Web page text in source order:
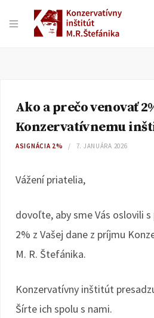
Ako a prečo venovať
Konzervatívnemu
ASIGNÁCIA 2% 7. JANUÁRA 2026
Vážení priatelia,
dovoľte, aby sme Vás oslovili
2% z Vašej dane z príjmu
M. R. Štefánika.
Konzervatívny inštitút
Šírte ich spolu s nami.